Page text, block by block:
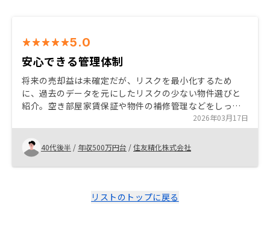
5.0
安心できる管理体制
将来の売却益は未確定だが、リスクを最小化するため
に、過去のデータを元にしたリスクの少ない物件選びと
紹介。空き部屋家賃保証や物件の補修管理などをしっか
りと管理してくれる体制があるので、安心でき良いと感
じました。 ネット上で、リノシーと顧客が進捗を確認で
きるよう、契約後のTODOリストと、進捗チェックリス
トがあると助かるかなぁと思いました。
2026年03月17日
40代後半 / 年収500万円台 /住友精化株式会社
リストのトップに戻る